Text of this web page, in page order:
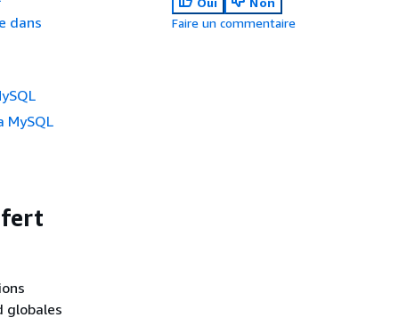
dans
MySQL
globales
plusieurs parties avec le
transfert d’écriture dans
Faire un commentaire